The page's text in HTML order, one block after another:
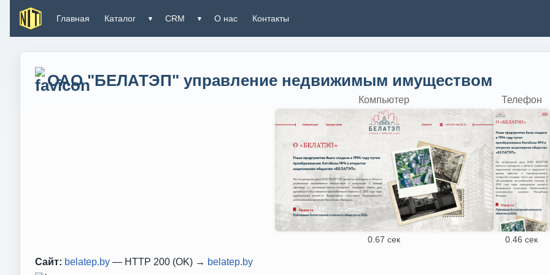
Главная Каталог ▾ CRM ▾ О нас Контакты
ОАО "БЕЛАТЭП" управление недвижимым имуществом
Компьютер
0.67 сек
Телефон
0.46 сек
Сайт: belatep.by — HTTP 200 (OK) → belatep.by